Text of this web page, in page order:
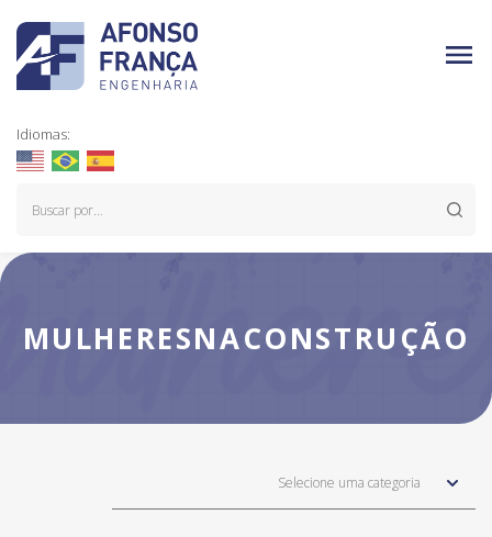
Idiomas:
MULHERESNACONSTRUÇÃO
Selecione uma categoria